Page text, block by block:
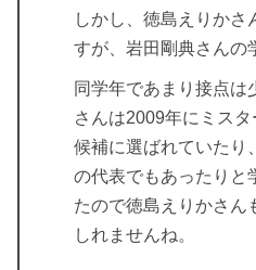
しかし、徳島えりかさ
すが、岩田剛典さんの
同学年であまり接点は
さんは2009年にミス
候補に選ばれていたり
の代表でもあったりと
たので徳島えりかさん
しれませんね。